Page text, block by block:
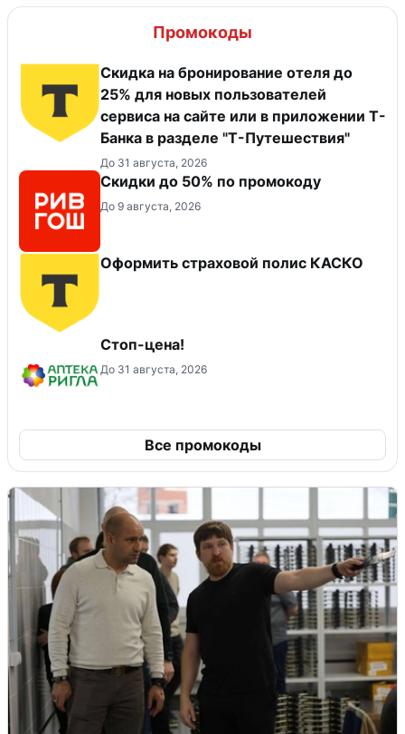
Промокоды
Скидка на бронирование отеля до
25% для новых пользователей
сервиса на сайте или в приложении Т-
Банка в разделе "Т-Путешествия"
До 31 августа, 2026
Скидки до 50% по промокоду
До 9 августа, 2026
Оформить страховой полис КАСКО
Стоп-цена!
До 31 августа, 2026
Все промокоды